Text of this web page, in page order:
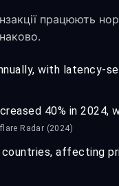
працюють
with latency-
40% in
Radar (2024)
affecting